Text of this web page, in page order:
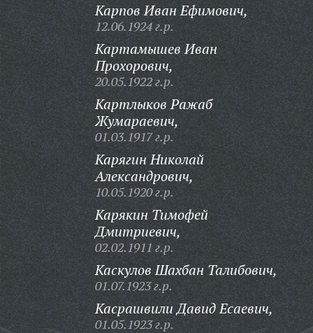
Карпов Иван Ефимович,
12.06.1924 г.р.
Картамышев Иван
Прохорович,
20.05.1922 г.р.
Картлыков Ражаб
Жумараевич,
01.03.1917 г.р.
Карягин Николай
Александрович,
10.05.1920 г.р.
Карякин Тимофей
Дмитриевич,
02.02.1911 г.р.
Каскулов Шахбан Талибович,
01.07.1923 г.р.
Касрашвили Давид Есаевич,
01.05.1923 г.р.